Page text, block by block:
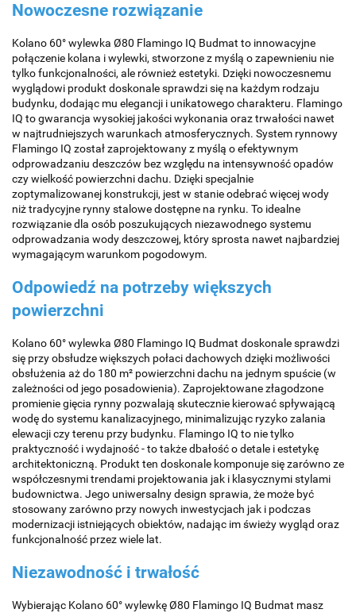
Nowoczesne rozwiązanie
Kolano 60° wylewka Ø80 Flamingo IQ Budmat to innowacyjne
połączenie kolana i wylewki, stworzone z myślą o zapewnieniu nie
tylko funkcjonalności, ale również estetyki. Dzięki nowoczesnemu
wyglądowi produkt doskonale sprawdzi się na każdym rodzaju
budynku, dodając mu elegancji i unikatowego charakteru. Flamingo
IQ to gwarancja wysokiej jakości wykonania oraz trwałości nawet
w najtrudniejszych warunkach atmosferycznych. System rynnowy
Flamingo IQ został zaprojektowany z myślą o efektywnym
odprowadzaniu deszczów bez względu na intensywność opadów
czy wielkość powierzchni dachu. Dzięki specjalnie
zoptymalizowanej konstrukcji, jest w stanie odebrać więcej wody
niż tradycyjne rynny stalowe dostępne na rynku. To idealne
rozwiązanie dla osób poszukujących niezawodnego systemu
odprowadzania wody deszczowej, który sprosta nawet najbardziej
wymagającym warunkom pogodowym.
Odpowiedź na potrzeby większych
powierzchni
Kolano 60° wylewka Ø80 Flamingo IQ Budmat doskonale sprawdzi
się przy obsłudze większych połaci dachowych dzięki możliwości
obsłużenia aż do 180 m² powierzchni dachu na jednym spuście (w
zależności od jego posadowienia). Zaprojektowane złagodzone
promienie gięcia rynny pozwalają skutecznie kierować spływającą
wodę do systemu kanalizacyjnego, minimalizując ryzyko zalania
elewacji czy terenu przy budynku. Flamingo IQ to nie tylko
praktyczność i wydajność - to także dbałość o detale i estetykę
architektoniczną. Produkt ten doskonale komponuje się zarówno ze
współczesnymi trendami projektowania jak i klasycznymi stylami
budownictwa. Jego uniwersalny design sprawia, że może być
stosowany zarówno przy nowych inwestycjach jak i podczas
modernizacji istniejących obiektów, nadając im świeży wygląd oraz
funkcjonalność przez wiele lat.
Niezawodność i trwałość
Wybierając Kolano 60° wylewkę Ø80 Flamingo IQ Budmat masz